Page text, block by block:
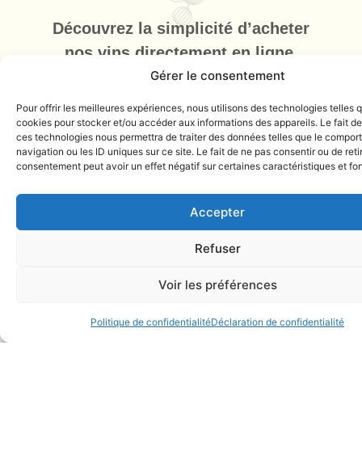
Gérer le consentement
Pour offrir les meilleures expériences, nous utilisons des technologies telles
cookies pour stocker et/ou accéder aux informations des appareils. Le fait
ces technologies nous permettra de traiter des données telles que le
navigation ou les ID uniques sur ce site. Le fait de ne pas consentir ou de
consentement peut avoir un effet négatif sur certaines caractéristiques et
Accepter
Refuser
Voir les préférences
Politique de confidentialitéDéclaration de confidentialité
Découvrez la simplicité d’acheter
nos vins directement en ligne.
préférées livrées chez vous en
quelques clics.